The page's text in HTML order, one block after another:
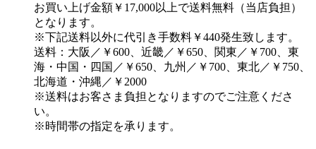
お買い上げ金額￥17,000以上で送料無料（当店負担）
となります。
※下記送料以外に代引き手数料￥440発生致します。
送料：大阪／￥600、近畿／￥650、関東／￥700、東
海・中国・四国／￥650、九州／￥700、東北／￥750、
北海道・沖縄／￥2000
※送料はお客さま負担となりますのでご注意くださ
い。
※時間帯の指定を承ります。